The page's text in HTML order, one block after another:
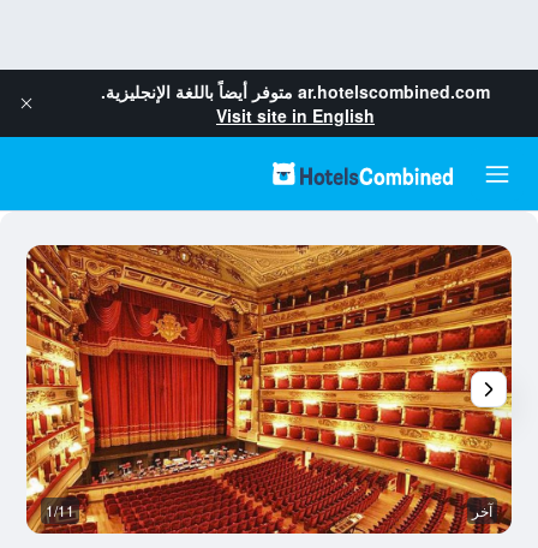
ar.hotelscombined.com متوفر أيضاً باللغة الإنجليزية.
Visit site in English
آخر 1/11